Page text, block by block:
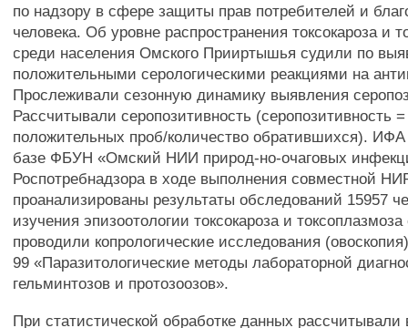
по надзору в сфере защиты прав потребителей и
человека. Об уровне распространения токсокароза и
среди населения Омского Прииртышья судили по
положительными серологическими реакциями на
Прослеживали сезонную динамику выявления
Рассчитывали серопозитивность (серопозитивность
положительных проб/количество обратившихся).
базе ФБУН «Омский НИИ природ-но-очаговых
Роспотребнадзора в ходе выполнения совместной
проанализированы результаты обследований 15957
изучения эпизоотологии токсокароза и
проводили копрологические исследования
99 «Паразитологические методы лабораторной
гельминтозов и протозоозов».
При статистической обработке данных